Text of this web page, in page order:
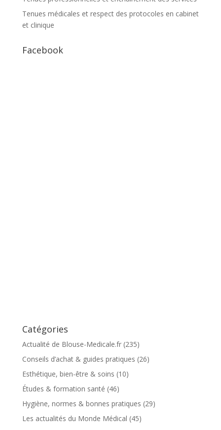
Tenues médicales et respect des protocoles en cabinet
et clinique
Facebook
Catégories
Actualité de Blouse-Medicale.fr(235)
Conseils d’achat & guides pratiques (26)
Esthétique, bien-être & soins (10)
Études & formation santé (46)
Hygiène, normes & bonnes pratiques (29)
Les actualités du Monde Médical (45)